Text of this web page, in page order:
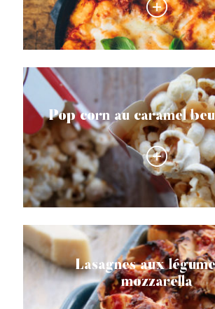
Pop corn au caramel
Lasagnes aux
mozzarella